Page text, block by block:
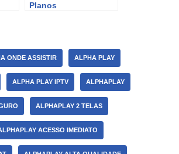
Planos
ONDE ASSISTIR ALPHA PLAY
ALPHA PLAY IPTV ALPHAPLAY
ALPHAPLAY 2 TELAS
ACESSO IMEDIATO